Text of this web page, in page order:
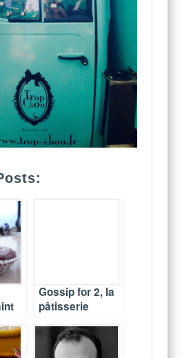
Gossip for 2, la
pâtisserie
partager entre
filles